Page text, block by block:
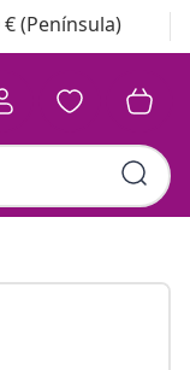
(Península)